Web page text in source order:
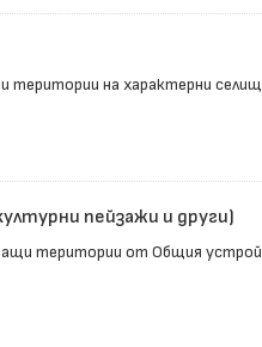
на характерни
пейзажи и други)
територии от Общия